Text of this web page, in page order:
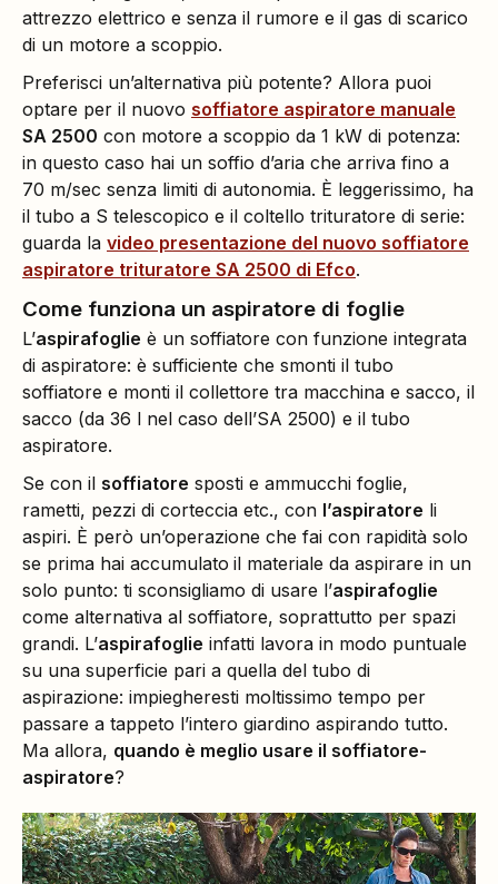
attrezzo elettrico e senza il rumore e il gas di scarico
di un motore a scoppio.
Preferisci un’alternativa più potente? Allora puoi
optare per il nuovo soffiatore aspiratore manuale
SA 2500 con motore a scoppio da 1 kW di potenza:
in questo caso hai un soffio d’aria che arriva fino a
70 m/sec senza limiti di autonomia. È leggerissimo, ha
il tubo a S telescopico e il coltello trituratore di serie:
guarda la video presentazione del nuovo soffiatore
aspiratore trituratore SA 2500 di Efco.
Come funziona un aspiratore di foglie
L’aspirafoglie è un soffiatore con funzione integrata
di aspiratore: è sufficiente che smonti il tubo
soffiatore e monti il collettore tra macchina e sacco, il
sacco (da 36 l nel caso dell’SA 2500) e il tubo
aspiratore.
Se con il soffiatore sposti e ammucchi foglie,
rametti, pezzi di corteccia etc., con l’aspiratore li
aspiri. È però un’operazione che fai con rapidità solo
se prima hai accumulato il materiale da aspirare in un
solo punto: ti sconsigliamo di usare l’aspirafoglie
come alternativa al soffiatore, soprattutto per spazi
grandi. L’aspirafoglie infatti lavora in modo puntuale
su una superficie pari a quella del tubo di
aspirazione: impiegheresti moltissimo tempo per
passare a tappeto l’intero giardino aspirando tutto.
Ma allora, quando è meglio usare il soffiatore-
aspiratore?